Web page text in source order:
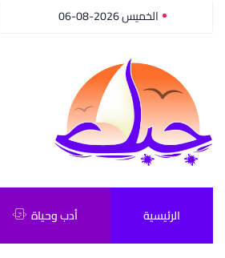
الخميس 2026-08-06
الرئيسية أدب وحياة